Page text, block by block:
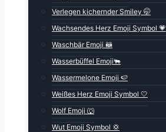
Verlegen kichernder Smiley 🤭
Wachsendes Herz Emoji Symbol 💗
Waschbär Emoji 🦝
Wasserbüffel Emoji🐃
Wassermelone Emoji 🍉
Weißes Herz Emoji Symbol 🤍
Wolf Emoji 🐺
Wut Emoji Symbol 💢